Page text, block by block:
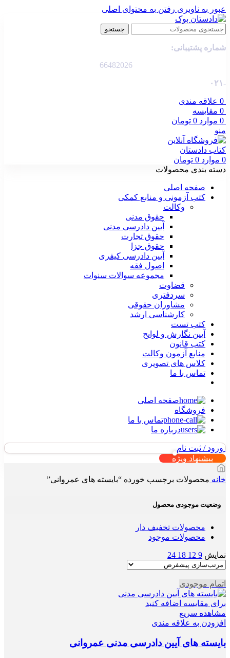
عبور به ناوبری رفتن به محتوای اصلی
جستجو
شماره پشتیبانی:
66482026
-۰۲۱
0 علاقه مندی
0 مقایسه
0 موارد 0 تومان
منو
0 موارد 0 تومان
دسته بندی محصولات
صفحه اصلی
کتب آزمونی و منابع کمکی
وکالت
حقوق مدنی
آیین دادرسی مدنی
حقوق تجارت
حقوق جزا
آیین دادرسی کیفری
اصول فقه
مجموعه سوالات سنوات
قضاوت
سردفتری
مشاوران حقوقی
کارشناسی ارشد
کتب تست
آیین نگارش و لوایح
کتب قانون
منابع آزمون وکالت
کلاس های تصویری
تماس با ما
صفحه اصلی
فروشگاه
تماس با ما
درباره ما
ورود / ثبت نام
پیشنهاد ویژه
خانه محصولات برچسب خورده “بایسته های عمروانی”
وضعیت موجودی محصول
محصولات تخفیف دار
محصولات موجود
نمایش 9
12
18
24
اتمام موجودی
برای مقایسه اضافه کنید
مشاهده سریع
افزودن به علاقه مندی
بایسته های آیین دادرسی مدنی عمروانی